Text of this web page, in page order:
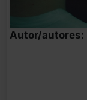
Autor/autores: